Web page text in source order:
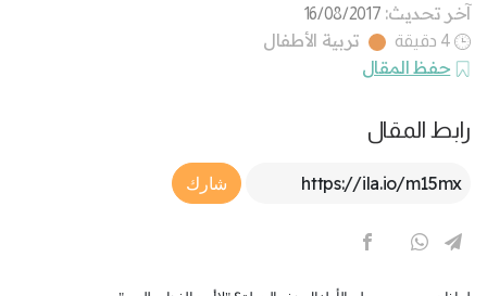
آخر تحديث: 16/08/2017
4 دقيقة
تربية الأطفال
حفظ المقال
رابط المقال
Article Link
شارك